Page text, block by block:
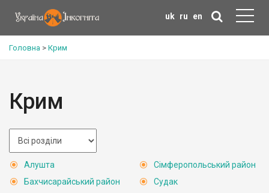
uk ru en
Головна > Крим
Крим
Алушта
Бахчисарайський район
Сімферопольський район
Судак